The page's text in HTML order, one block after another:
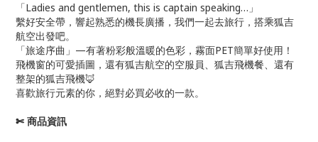
「Ladies and gentlemen, this is captain speaking…」
繫好安全帶，響起熟悉的機長廣播，我們一起去旅行，搭乘狐吉
航空出發吧。
「旅途序曲」—有著粉彩般溫暖的色彩，霧面PET簡單好使用！
飛機窗的可愛插圖，還有狐吉航空的空服員、狐吉飛機餐、還有
整架的狐吉飛機🦊
喜歡旅行元素的你，絕對必買必收的一款。
✄ 商品資訊